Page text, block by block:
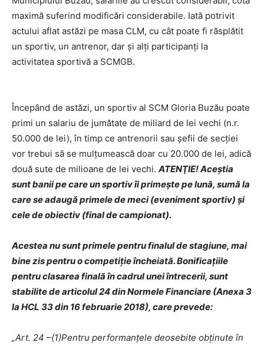
maximă suferind modificări considerabile. Iată potrivit
actului aflat astăzi pe masa CLM, cu cât poate fi răsplătit
un sportiv, un antrenor, dar şi alţi participanţi la
activitatea sportivă a SCMGB.
Începând de astăzi, un sportiv al SCM Gloria Buzău poate
primi un salariu de jumătate de miliard de lei vechi (n.r.
50.000 de lei), în timp ce antrenorii sau şefii de secţiei
vor trebui să se mulţumească doar cu 20.000 de lei, adică
două sute de milioane de lei vechi. ATENŢIE! Aceştia
sunt banii pe care un sportiv îi primeşte pe lună, sumă la
care se adaugă primele de meci (eveniment sportiv) şi
cele de obiectiv (final de campionat).
Acestea nu sunt primele pentru finalul de stagiune, mai
bine zis pentru o competiţie încheiată. Bonificaţiile
pentru clasarea finală în cadrul unei întrecerii, sunt
stabilite de articolul 24 din Normele Financiare (Anexa 3
la HCL 33 din 16 februarie 2018), care prevede:
„Art. 24 –(1)Pentru performanţele deosebite obţinute în